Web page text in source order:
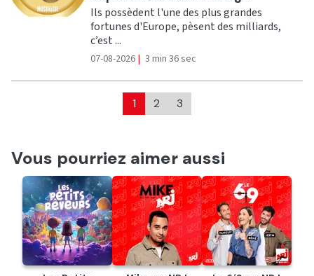
Ils possèdent l'une des plus grandes
fortunes d'Europe, pèsent des milliards,
c’est ...
07-08-2026 | 3 min 36 sec
1 2 3
Vous pourriez aimer aussi